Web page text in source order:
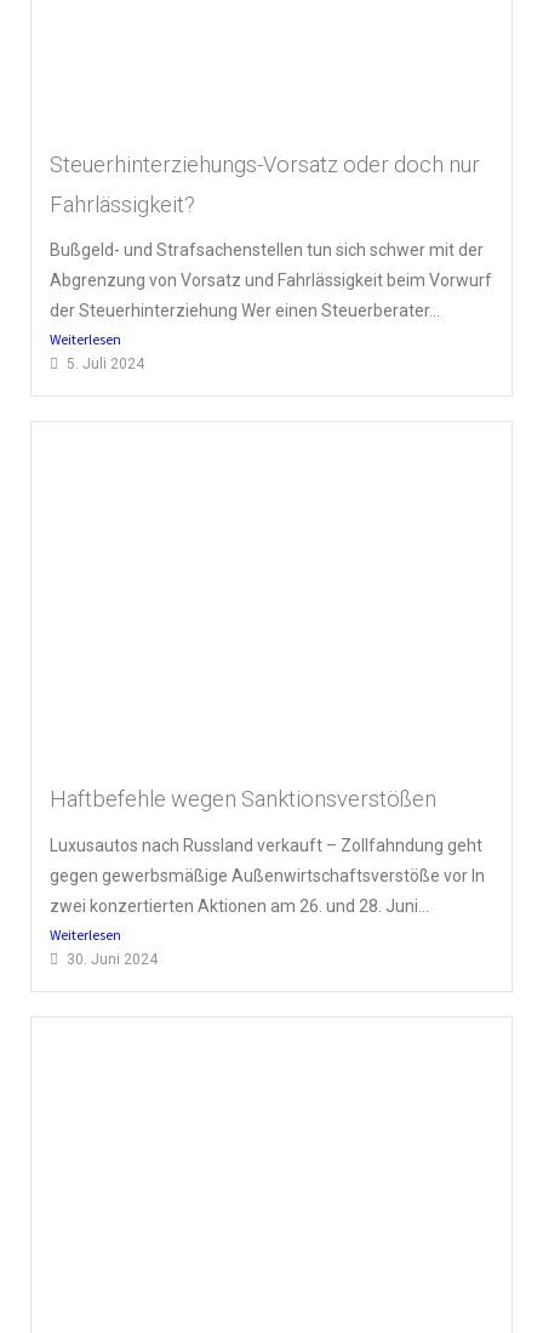
Steuerhinterziehungs-Vorsatz oder doch nur
Fahrlässigkeit?
Bußgeld- und Strafsachenstellen tun sich schwer mit der
Abgrenzung von Vorsatz und Fahrlässigkeit beim Vorwurf
der Steuerhinterziehung Wer einen Steuerberater...
Weiterlesen
5. Juli 2024
Haftbefehle wegen Sanktionsverstößen
Luxusautos nach Russland verkauft – Zollfahndung geht
gegen gewerbsmäßige Außenwirtschaftsverstöße vor In
zwei konzertierten Aktionen am 26. und 28. Juni...
Weiterlesen
30. Juni 2024